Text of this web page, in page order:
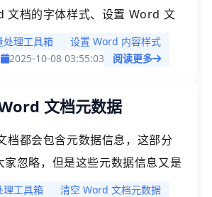
文档的字体样式、设置 Word 文
及设置 Word 文档的页面样式。
Office 中完成这些操作，相信绝
文档，需要统一设置样式，那
置多个 Word 文档的样式。
处理工具箱
设置 Word 内容样式
2025-10-08 03:55:03
阅读更多
文档元数据
档都会包含元数据信息，这部分
家忽略，但是这些元数据信息又是
为元数据可能会包含一些文档的来
理工具箱
清空 Word 文档元数据